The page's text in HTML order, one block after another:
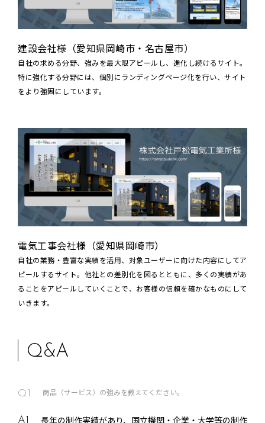
建設会社様（愛知県岡崎市・名古屋市）
自社の求める分野、強みを最大限アピールし、進化し続けるサイト。
特に強化する分野には、個別にランディングページ化を行い、サイト
をより強固にしています。
電気工事会社様（愛知県岡崎市）
自社の業務・豊富な実績を活用、対象ユーザーに向けた内容にしてア
ピールするサイト。他社との差別化を図るとともに、多くの実績があ
ることをアピールしていくことで、お客様の信頼を確かなものにして
いきます。
Q&A
Q1 商品（サービス）の強みを教えてください。
A1 長年の制作実績があり、国立機関・企業・大学等の制作